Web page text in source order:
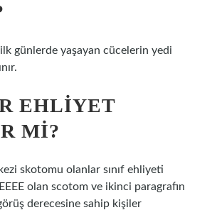
günlerde yaşayan cücelerin yedi
EHLIYET
MI?
skotomu olanlar sınıf ehliyeti
olan scotom ve ikinci paragrafın
derecesine sahip kişiler